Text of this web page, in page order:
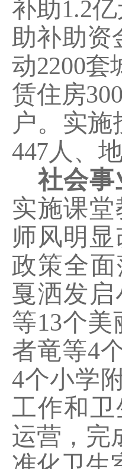
补助1.2
助补助资
动2200套
赁住房300
户。实
447人、
社会
实施课
师风明
政策全
戛洒发
等13个美
者竜等4
4个小学
工作和
运营，完